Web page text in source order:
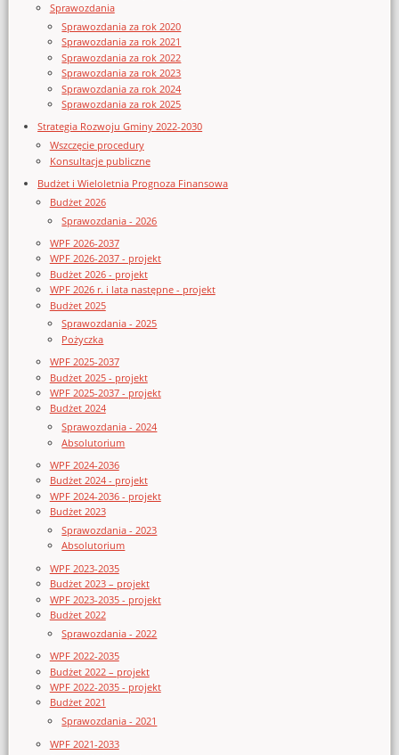
Sprawozdania
Sprawozdania za rok 2020
Sprawozdania za rok 2021
Sprawozdania za rok 2022
Sprawozdania za rok 2023
Sprawozdania za rok 2024
Sprawozdania za rok 2025
Strategia Rozwoju Gminy 2022-2030
Wszczęcie procedury
Konsultacje publiczne
Budżet i Wieloletnia Prognoza Finansowa
Budżet 2026
Sprawozdania - 2026
WPF 2026-2037
WPF 2026-2037 - projekt
Budżet 2026 - projekt
WPF 2026 r. i lata następne - projekt
Budżet 2025
Sprawozdania - 2025
Pożyczka
WPF 2025-2037
Budżet 2025 - projekt
WPF 2025-2037 - projekt
Budżet 2024
Sprawozdania - 2024
Absolutorium
WPF 2024-2036
Budżet 2024 - projekt
WPF 2024-2036 - projekt
Budżet 2023
Sprawozdania - 2023
Absolutorium
WPF 2023-2035
Budżet 2023 – projekt
WPF 2023-2035 - projekt
Budżet 2022
Sprawozdania - 2022
WPF 2022-2035
Budżet 2022 – projekt
WPF 2022-2035 - projekt
Budżet 2021
Sprawozdania - 2021
WPF 2021-2033